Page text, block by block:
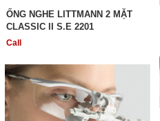
ỐNG NGHE LITTMANN 2 MẶT
CLASSIC II S.E 2201
Call